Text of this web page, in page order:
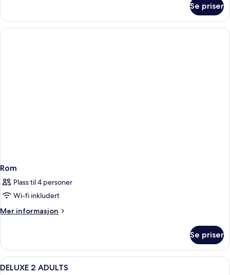
Se priser
Rom
Plass til 4 personer
Wi-fi inkludert
Mer informasjon
Mer
Se priser
Åpne
1 soverom, sengetøy av topp
1
DELUXE 2 ADULTS